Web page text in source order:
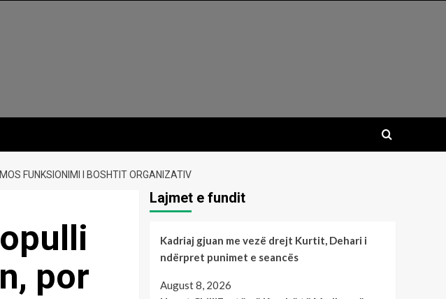
FUNKSIONIMI I BOSHTIT ORGANIZATIV
por
Lajmet e fundit
Kadriaj gjuan me vezë drejt Kurtit, Dehari i
ndërpret punimet e seancës
August 8, 2026